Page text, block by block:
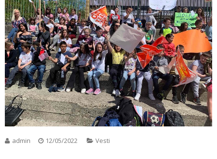
admin 12/05/2022 Vesti